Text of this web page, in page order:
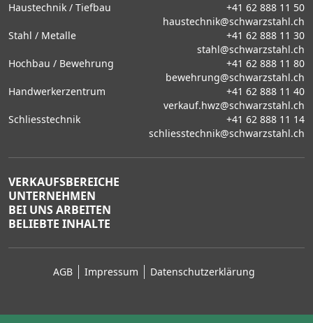
Haustechnik / Tiefbau
+41 62 888 11 50
haustechnik@schwarzstahl.ch
Stahl / Metalle
+41 62 888 11 30
stahl@schwarzstahl.ch
Hochbau / Bewehrung
+41 62 888 11 80
bewehrung@schwarzstahl.ch
Handwerkerzentrum
+41 62 888 11 40
verkauf.hwz@schwarzstahl.ch
Schliesstechnik
+41 62 888 11 14
schliesstechnik@schwarzstahl.ch
VERKAUFSBEREICHE
UNTERNEHMEN
BEI UNS ARBEITEN
BELIEBTE INHALTE
AGB Impressum Datenschutzerklärung